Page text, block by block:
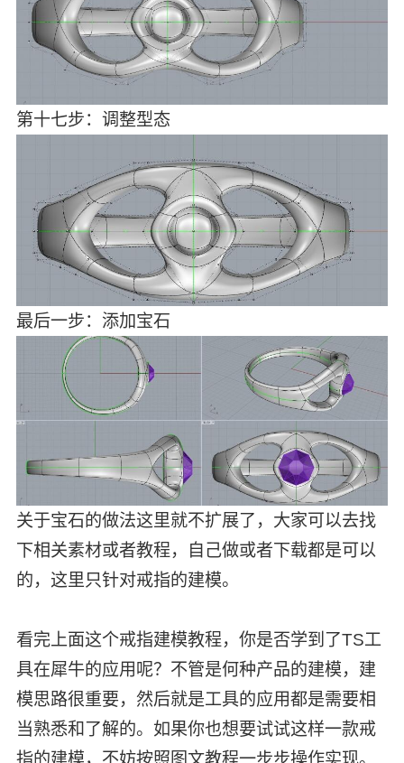
第十七步：调整型态
最后一步：添加宝石
关于宝石的做法这里就不扩展了，大家可以去找
下相关素材或者教程，自己做或者下载都是可以
的，这里只针对戒指的建模。
看完上面这个戒指建模教程，你是否学到了TS工
具在犀牛的应用呢？不管是何种产品的建模，建
模思路很重要，然后就是工具的应用都是需要相
当熟悉和了解的。如果你也想要试试这样一款戒
指的建模，不妨按照图文教程一步步操作实现。